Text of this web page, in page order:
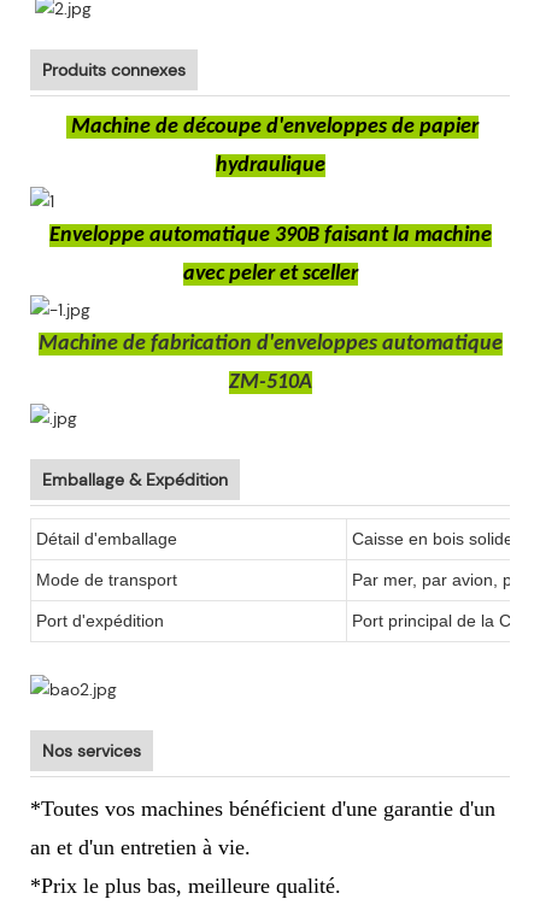
Produits connexes
Machine de découpe d'enveloppes de papier
hydraulique
Enveloppe automatique 390B faisant la machine
avec peler et sceller
Machine de fabrication d'enveloppes automatique
ZM-510A
Emballage & Expédition
Détail d'emballage Caisse en bois solide
Mode de transport Par mer, par avion, par
Port d'expédition Port principal de la
Nos services
*Toutes vos machines bénéficient d'une garantie d'un
an et d'un entretien à vie.
*Prix le plus bas, meilleure qualité.